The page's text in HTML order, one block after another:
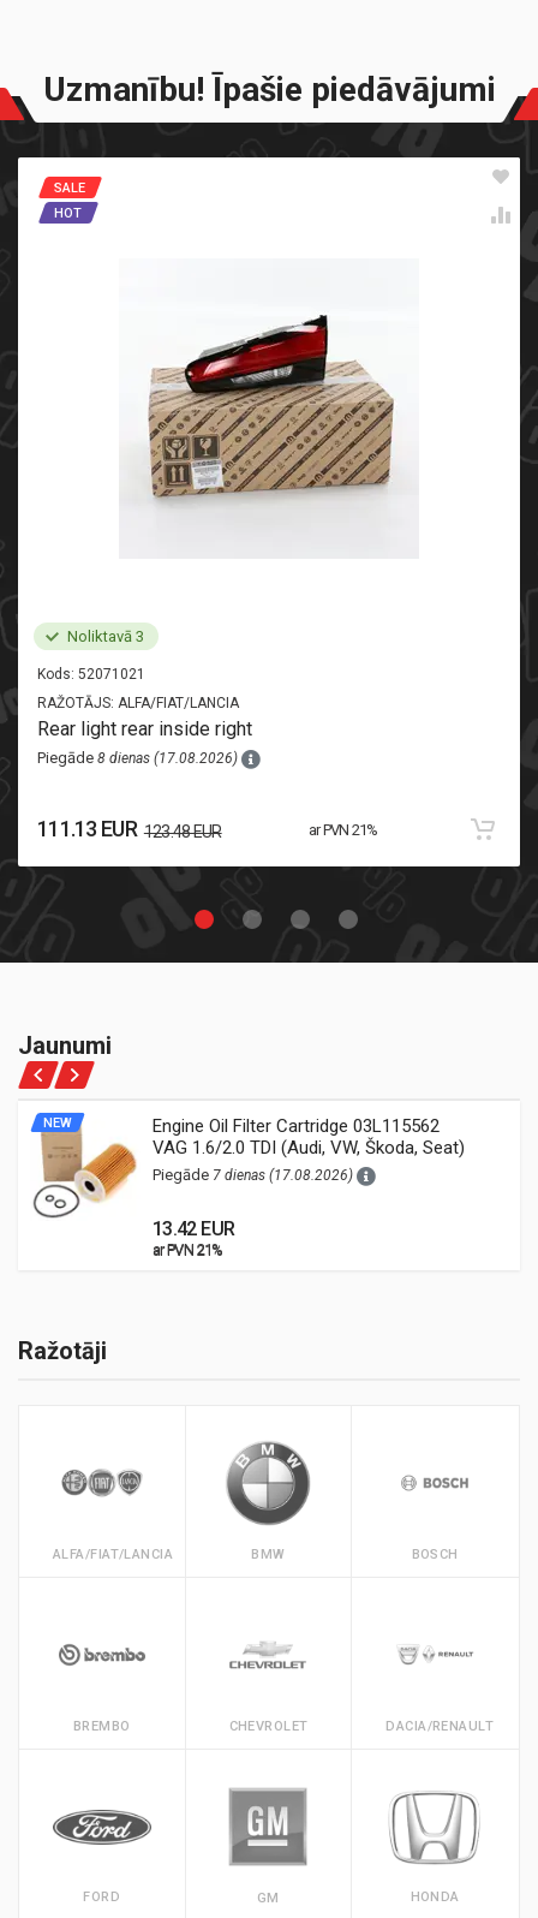
Uzmanību! Īpašie piedāvājumi
Noliktavā 3
Kods: 52071021
RAŽOTĀJS: ALFA/FIAT/LANCIA
SALE
HOT
Rear light rear inside right
Piegāde 8 dienas (17.08.2026)
111.13 EUR 123.48 EUR ar PVN 21%
Jaunumi
NEW
Engine Oil Filter Cartridge 03L115562
VAG 1.6/2.0 TDI (Audi, VW, Škoda, Seat)
Piegāde 7 dienas (17.08.2026)
13.42 EUR
ar PVN 21%
ar PVN 21%
Ražotāji
ALFA/FIAT/LANCIA BMW BOSCH
BREMBO CHEVROLET DACIA/RENAULT
FORD GM HONDA